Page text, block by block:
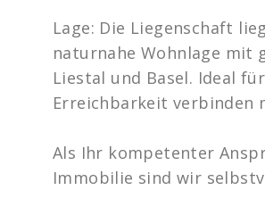
Lage: Die Liegenschaft
naturnahe Wohnlage mit
Liestal und Basel. Ideal
Erreichbarkeit verbinden
Als Ihr kompetenter
Immobilie sind wir